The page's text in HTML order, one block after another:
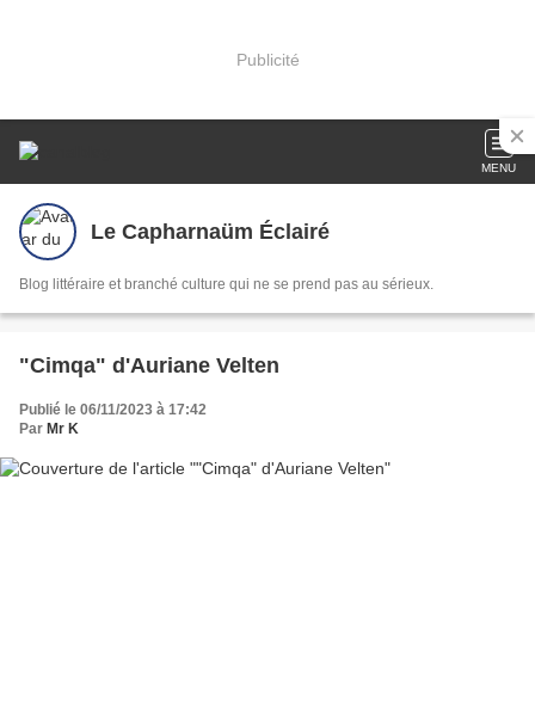
Publicité
MENU
Le Capharnaüm Éclairé
Blog littéraire et branché culture qui ne se prend pas au sérieux.
"Cimqa" d'Auriane Velten
Publié le 06/11/2023 à 17:42
Par Mr K